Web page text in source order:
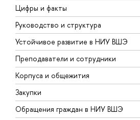
Цифры и факты
Руководство и структура
Устойчивое развитие в НИУ ВШЭ
Преподаватели и сотрудники
Корпуса и общежития
Закупки
Обращения граждан в НИУ ВШЭ